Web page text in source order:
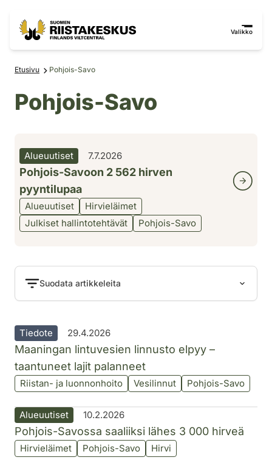
Valikko
Etusivu Pohjois-Savo
Pohjois-Savo
Alueuutiset 7.7.2026
Pohjois-Savoon 2 562 hirven
pyyntilupaa
Alueuutiset
Hirvieläimet
Julkiset hallintotehtävät
Pohjois-Savo
Suodata artikkeleita
Tiedote 29.4.2026
Maaningan lintuvesien linnusto elpyy –
taantuneet lajit palanneet
Riistan- ja luonnonhoito Vesilinnut Pohjois-Savo
Alueuutiset 10.2.2026
Pohjois-Savossa saaliiksi lähes 3 000 hirveä
Hirvieläimet Pohjois-Savo Hirvi